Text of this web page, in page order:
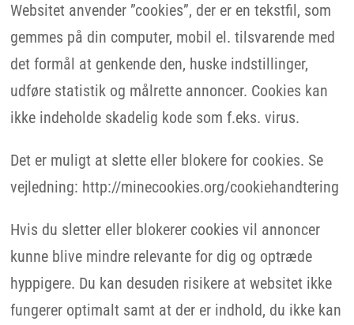
Websitet anvender ”cookies”, der er en tekstfil, som
gemmes på din computer, mobil el. tilsvarende med
det formål at genkende den, huske indstillinger,
udføre statistik og målrette annoncer. Cookies kan
ikke indeholde skadelig kode som f.eks. virus.
Det er muligt at slette eller blokere for cookies. Se
vejledning: http://minecookies.org/cookiehandtering
Hvis du sletter eller blokerer cookies vil annoncer
kunne blive mindre relevante for dig og optræde
hyppigere. Du kan desuden risikere at websitet ikke
fungerer optimalt samt at der er indhold, du ikke kan